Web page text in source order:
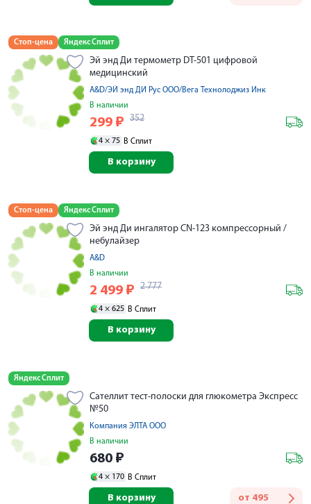
Стоп-цена Яндекс Сплит
Эй энд Ди термометр DT-501 цифровой
медицинский
A&D/ЭЙ энд ДИ Рус ООО/Вега Технолоджиз Инк
В наличии
299 ₽ 352
4 × 75 В Сплит
В корзину
Стоп-цена Яндекс Сплит
Эй энд Ди ингалятор CN-123 компрессорный /
небулайзер
A&D
В наличии
2 499 ₽ 2 777
4 × 625 В Сплит
В корзину
Яндекс Сплит
Сателлит тест-полоски для глюкометра Экспресс
№50
Компания ЭЛТА ООО
В наличии
680 ₽
4 × 170 В Сплит
от 495
В корзину